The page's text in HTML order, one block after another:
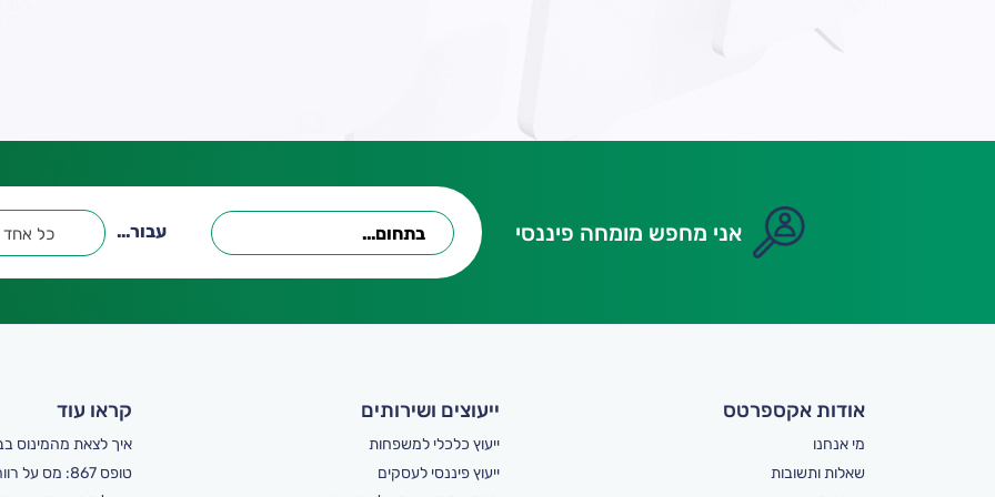
אני מחפש מומחה פיננסי עבור... כל אחד
אודות אקספרטס
מי אנחנו
שאלות ותשובות
ייעוצים ושירותים
ייעוץ כלכלי למשפחות
ייעוץ פיננסי לעסקים
קראו עוד
איך לצאת מהמינוס
טופס 867: מס על רווחי הון